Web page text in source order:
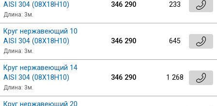
Винтовые сваи
Столбы заборные
AISI 304 (08Х18Н10)
Длина: 3м.
346 290 233
Круг нержавеющий 10
AISI 304 (08Х18Н10)
Длина: 3м.
346 290 645
Круг нержавеющий 14
AISI 304 (08Х18Н10)
Длина: 3м.
346 290 1 268
Круг нержавеющий 20